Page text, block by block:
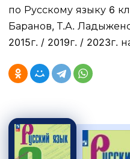
по Русскому языку 6
Баранов, Т.А.
2015г. / 2019г. /